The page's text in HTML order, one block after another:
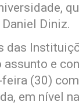
Diniz.
e
(30)
em nível